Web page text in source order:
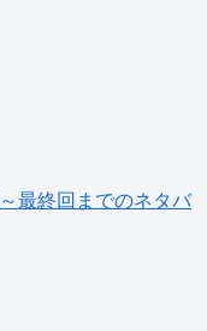
最終回までのネタバ